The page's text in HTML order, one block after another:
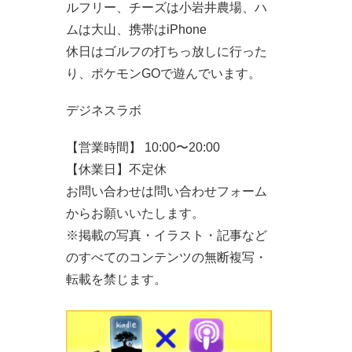
ルフリー、チーズは小岩井農場、ハ
ムは大山、携帯はiPhone
休日はゴルフの打ちっ放しに行った
り、ポケモンGOで遊んでいます。
デジネスラボ
【営業時間】 10:00〜20:00
【休業日】不定休
お問い合わせは問い合わせフォーム
からお願いいたします。
※掲載の写真・イラスト・記事など
のすべてのコンテンツの無断複写・
転載を禁じます。